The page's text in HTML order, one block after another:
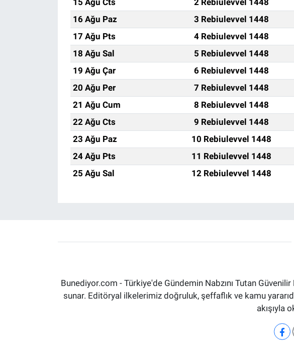
16 Ağu Paz
3 Rebiulevvel 1448
17 Ağu Pts
4 Rebiulevvel 1448
18 Ağu Sal
5 Rebiulevvel 1448
19 Ağu Çar
6 Rebiulevvel 1448
20 Ağu Per
7 Rebiulevvel 1448
21 Ağu Cum
8 Rebiulevvel 1448
22 Ağu Cts
9 Rebiulevvel 1448
23 Ağu Paz
10 Rebiulevvel 1448
24 Ağu Pts
11 Rebiulevvel 1448
25 Ağu Sal
12 Rebiulevvel 1448
Bunediyor.com - Türkiye'de Gündemin Nabzını Tutan
sunar. Editöryal ilkelerimiz doğruluk, şeffaflık ve kamu
akışıyla